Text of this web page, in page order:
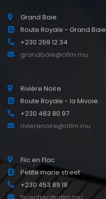
Grand Baie
Route Royale - Grand Baie
+230 269 12 34
grandbaie@ofim.mu
Rivière Noire
Route Royale - la Mivoie.
+230 483 80 97
rivierenoire@ofim.mu
Flic en Flac
Petite marie street
+230 453 89 18